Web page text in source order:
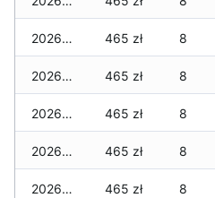
2026-02-05 465 zł 8
2026-02-04 465 zł 8
2026-02-03 465 zł 8
2026-02-02 465 zł 8
2026-02-01 465 zł 8